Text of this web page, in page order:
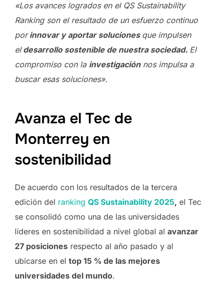
«Los avances logrados en el QS Sustainability
Ranking son el resultado de un esfuerzo continuo
porinnovar y aportar soluciones que impulsen
eldesarrollo sostenible de nuestra sociedad. El
compromiso con la investigaciónnos impulsa a
buscar esas soluciones».
Avanza el Tec de
Monterrey en
sostenibilidad
De acuerdo con los resultados de la tercera
edición del ranking QS Sustainability 2025, el Tec
se consolidó como una de las universidades
líderes en sostenibilidad a nivel global al avanzar
27 posiciones respecto al año pasado y al
ubicarse en el top 15 % de las mejores
universidades del mundo.